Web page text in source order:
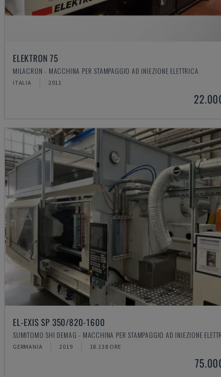
ELEKTRON 75
MILACRON - MACCHINA PER STAMPAGGIO AD INIEZIONE ELETTRICA
ITALIA 2011
EL-EXIS SP 350/820-1600
SUMITOMO SHI DEMAG - MACCHINA PER STAMPAGGIO AD INIEZIONE
GERMANIA 2019 18.138 ORE